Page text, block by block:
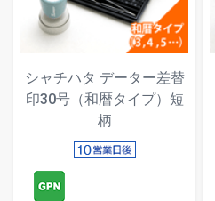
シャチハタ データー差替
印30号（和暦タイプ）短
柄